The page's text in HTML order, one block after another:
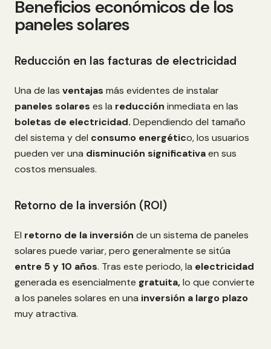
Beneficios económicos de los
paneles solares
Reducción en las facturas de electricidad
Una de las ventajas más evidentes de instalar
paneles solares es la reducción inmediata en las
boletas de electricidad. Dependiendo del tamaño
del sistema y del consumo energético, los usuarios
pueden ver una disminución significativaen sus
costos mensuales.
Retorno de la inversión (ROI)
El retorno de la inversión de un sistema de paneles
solares puede variar, pero generalmente se sitúa
entre 5 y 10 años. Tras este periodo, la electricidad
generada es esencialmente gratuita,lo que convierte
a los paneles solares en una inversión a largo plazo
muy atractiva.